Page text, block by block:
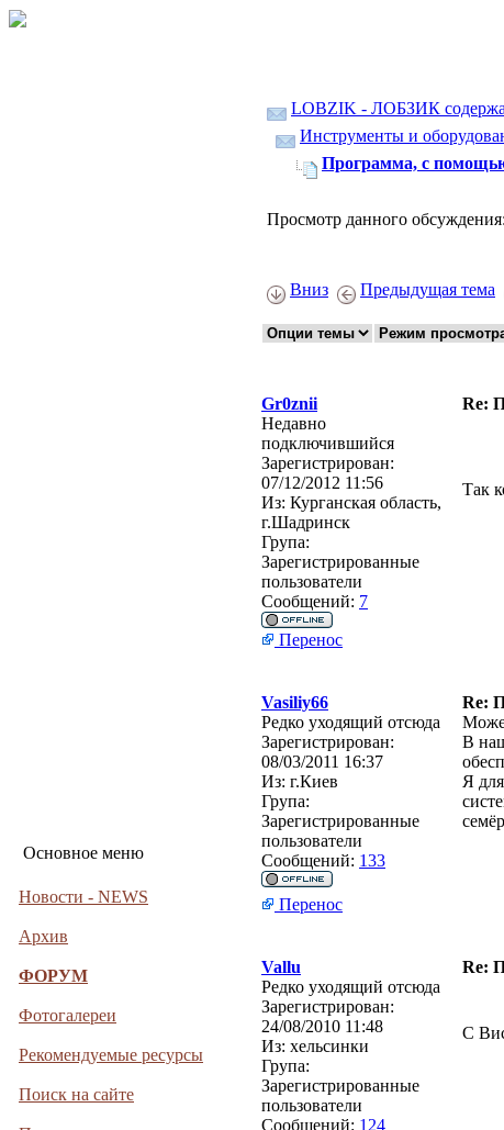
Основное меню
Новости - NEWS
Архив
ФОРУМ
Фотогалереи
Рекомендуемые ресурсы
Поиск на сайте
LOBZIK - ЛОБЗИК
Инструменты и
Программа, с
Просмотр данного
Вниз Предыдущая тема
Gr0znii Re:
Недавно
подключившийся
Зарегистрирован:
07/12/2012 11:56
Из: Курганская область,
г.Шадринск
Група:
Зарегистрированные
пользователи
Сообщений: 7
Так
Перенос
Vasiliy66 Re:
Редко уходящий отсюда
Зарегистрирован:
08/03/2011 16:37
Из: г.Киев
Група:
Зарегистрированные
пользователи
Сообщений: 133
В
Я
Перенос
Vallu Re:
Редко уходящий отсюда
Зарегистрирован:
24/08/2010 11:48
Из: хельсинки
Група:
Зарегистрированные
пользователи
Сообщений: 124
С